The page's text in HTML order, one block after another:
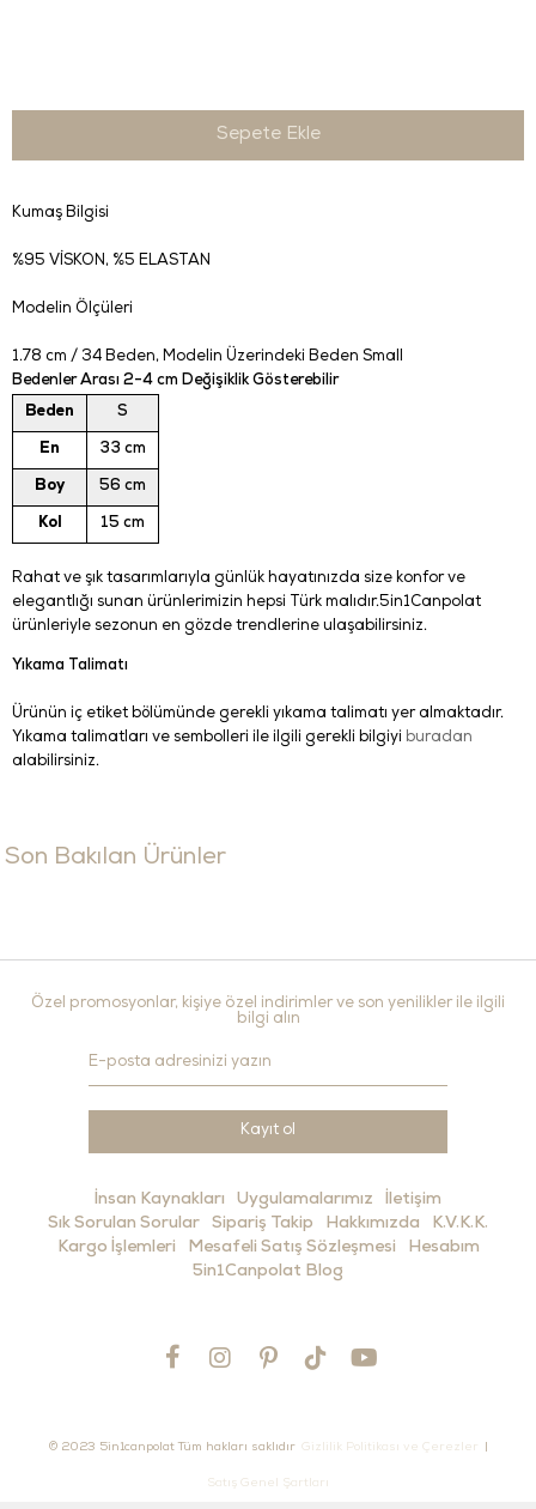
Kumaş Bilgisi
%95 VİSKON, %5 ELASTAN
Modelin Ölçüleri
1.78 cm / 34 Beden, Modelin Üzerindeki Beden Small
Bedenler Arası 2-4 cm Değişiklik Gösterebilir
Beden
S
En 33 cm
Boy 56 cm
Kol 15 cm
Rahat ve şık tasarımlarıyla günlük hayatınızda size konfor ve
elegantlığı sunan ürünlerimizin hepsi Türk malıdır.5in1Canpolat
ürünleriyle sezonun en gözde trendlerine ulaşabilirsiniz.
Yıkama Talimatı
Ürünün iç etiket bölümünde gerekli yıkama talimatı yer almaktadır.
Yıkama talimatları ve sembolleri ile ilgili gerekli bilgiyi buradan
alabilirsiniz.
Son Bakılan Ürünler
Özel promosyonlar, kişiye özel indirimler ve son yenilikler ile ilgili
bilgi alın
Kayıt ol
İnsan Kaynakları Uygulamalarımız
İletişim
Sık Sorulan Sorular
Sipariş Takip Hakkımızda
K.V.K.K.
Kargo İşlemleri
Mesafeli Satış Sözleşmesi
Hesabım
5in1Canpolat Blog
© 2023 5in1canpolat Tüm hakları saklıdır Gizlilik Politikası ve Çerezler
Satış Genel Şartları